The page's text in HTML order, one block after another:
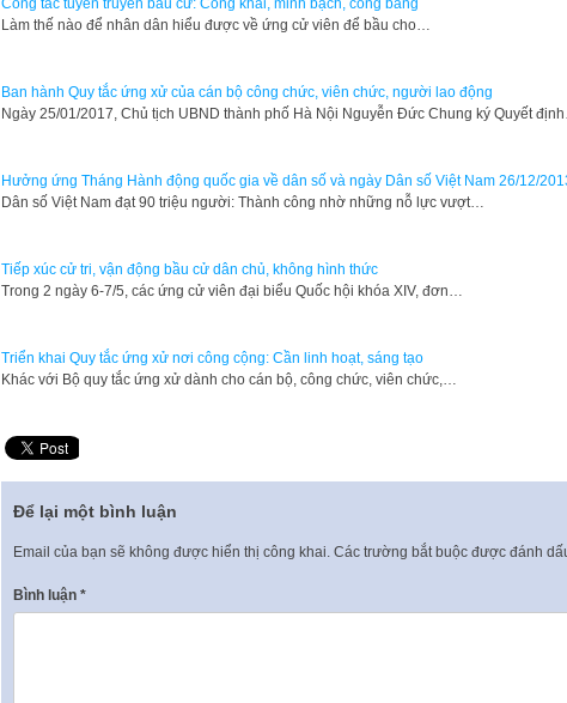
Làm thế nào để nhân dân hiểu được về ứng cử viên để bầu cho…
Ban hành Quy tắc ứng xử của cán bộ công chức, viên chức, người lao động
Ngày 25/01/2017, Chủ tịch UBND thành phố Hà Nội Nguyễn Đức Chung ký Quyết
Hưởng ứng Tháng Hành động quốc gia về dân số và ngày Dân số Việt Nam 26/12/
Dân số Việt Nam đạt 90 triệu người: Thành công nhờ những nỗ lực vượt…
Tiếp xúc cử tri, vận động bầu cử dân chủ, không hình thức
Trong 2 ngày 6-7/5, các ứng cử viên đại biểu Quốc hội khóa XIV, đơn…
Triển khai Quy tắc ứng xử nơi công cộng: Cần linh hoạt, sáng tạo
Khác với Bộ quy tắc ứng xử dành cho cán bộ, công chức, viên chức,…
Để lại một bình luận
Email của bạn sẽ không được hiển thị công khai. Các trường bắt buộc được đánh
Bình luận *